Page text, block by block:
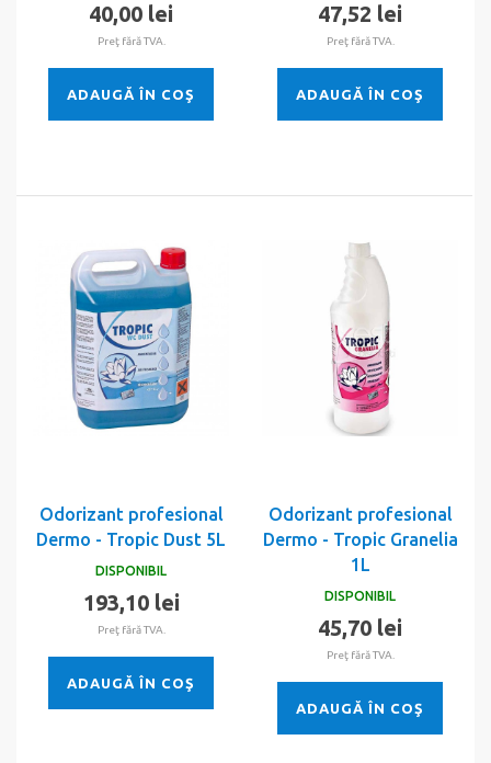
40,00 lei
Preţ fără TVA.
ADAUGĂ ÎN COŞ
47,52 lei
Preţ fără TVA.
ADAUGĂ ÎN COŞ
Odorizant profesional
Dermo - Tropic Dust 5L
DISPONIBIL
193,10 lei
Preţ fără TVA.
ADAUGĂ ÎN COŞ
Odorizant profesional
Dermo - Tropic Granelia
1L
DISPONIBIL
45,70 lei
Preţ fără TVA.
ADAUGĂ ÎN COŞ